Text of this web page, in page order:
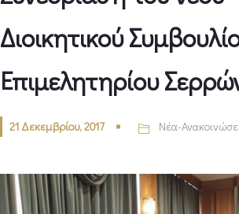
Διοικητικού
Επιμελητηρίου
21 Δεκεμβρίου, 2017 Νέα-